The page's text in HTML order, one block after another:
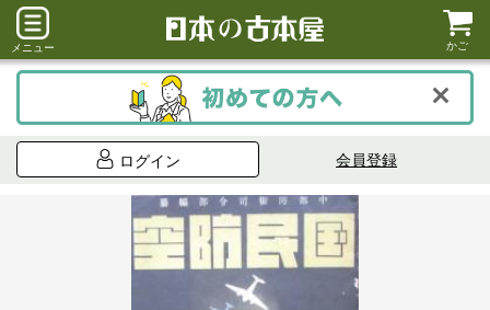
メニュー かご
ログイン 会員登録